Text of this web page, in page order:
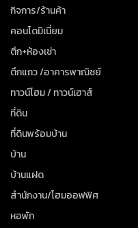
กิจการ/ร้านค้า
คอนโดมิเนี่ยม
ตึก+ห้องเช่า
ตึกแถว /อาคารพาณิชย์
ทาวน์โฮม / ทาวน์เฮาส์
ที่ดิน
ที่ดินพร้อมบ้าน
บ้าน
บ้านแฝด
สำนักงาน/โฮมออฟฟิศ
หอพัก